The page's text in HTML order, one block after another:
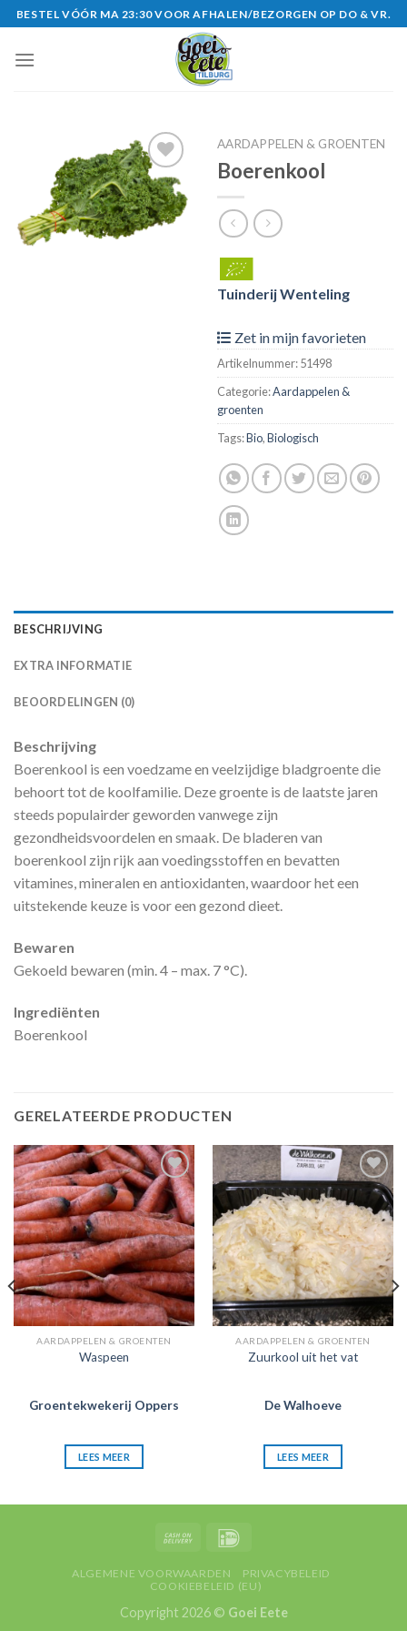
Skip
to
content
BESTEL VÓÓR MA 23:30 VOOR AFHALEN/BEZORGEN OP DO & VR.
Zet in
mijn
favorieten
AARDAPPELEN & GROENTEN
Boerenkool
Tuinderij Wenteling
Zet in mijn favorieten
Artikelnummer:51498
Categorie:Aardappelen &
groenten
Tags:Bio,Biologisch
BESCHRIJVING
EXTRA INFORMATIE
BEOORDELINGEN (0)
Beschrijving
Boerenkool is een voedzame en veelzijdige bladgroente die
behoort tot de koolfamilie. Deze groente is de laatste jaren
steeds populairder geworden vanwege zijn
gezondheidsvoordelen en smaak. De bladeren van
boerenkool zijn rijk aan voedingsstoffen en bevatten
vitamines, mineralen en antioxidanten, waardoor het een
uitstekende keuze is voor een gezond dieet.
Bewaren
Gekoeld bewaren (min. 4 – max. 7 °C).
Ingrediënten
Boerenkool
GERELATEERDE PRODUCTEN
Zet in
mijn
favorieten
AARDAPPELEN & GROENTEN
Waspeen
Groentekwekerij Oppers
LEES MEER
Zet in
mijn
favorieten
AARDAPPELEN & GROENTEN
Zuurkool uit het vat
De Walhoeve
LEES MEER
ALGEMENE VOORWAARDEN
PRIVACYBELEID
COOKIEBELEID (EU)
Copyright 2026 © Goei Eete